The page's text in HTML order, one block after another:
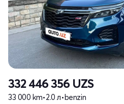
332 446 356 UZS
33 000 km•2.0 л•benzin